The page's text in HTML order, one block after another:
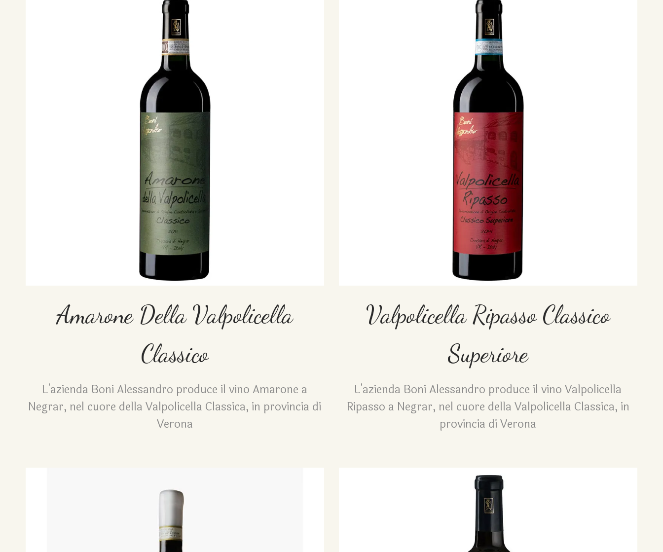
Amarone Della Valpolicella
Classico
L'azienda Boni Alessandro produce il vino Amarone a
Negrar, nel cuore della Valpolicella Classica, in provincia di
Verona
Valpolicella Ripasso Classico
Superiore
L'azienda Boni Alessandro produce il vino Valpolicella
Ripasso a Negrar, nel cuore della Valpolicella Classica, in
provincia di Verona